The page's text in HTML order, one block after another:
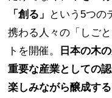
「創る」
という5つの
携わる人々の「しご
トを開催。
日本の木
重要な産業としての
楽しみながら醸成す